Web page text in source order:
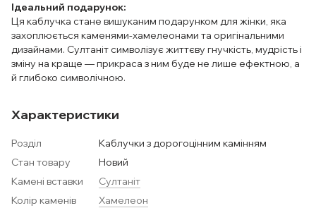
Ідеальний подарунок:
Ця каблучка стане вишуканим подарунком для жінки, яка
захоплюється каменями-хамелеонами та оригінальними
дизайнами. Султаніт символізує життєву гнучкість, мудрість і
зміну на краще — прикраса з ним буде не лише ефектною, а
й глибоко символічною.
Характеристики
Розділ
Каблучки з дорогоцінним камінням
Стан товару
Новий
Камені вставки
Султаніт
Колір каменів
Хамелеон